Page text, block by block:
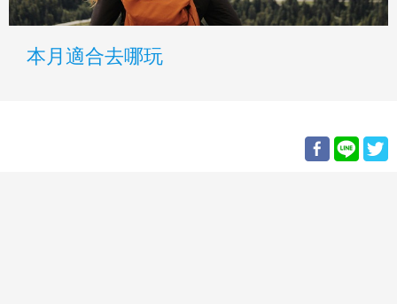
本月適合去哪玩